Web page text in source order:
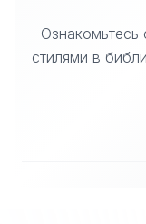
Ознакомьтесь
стилями в